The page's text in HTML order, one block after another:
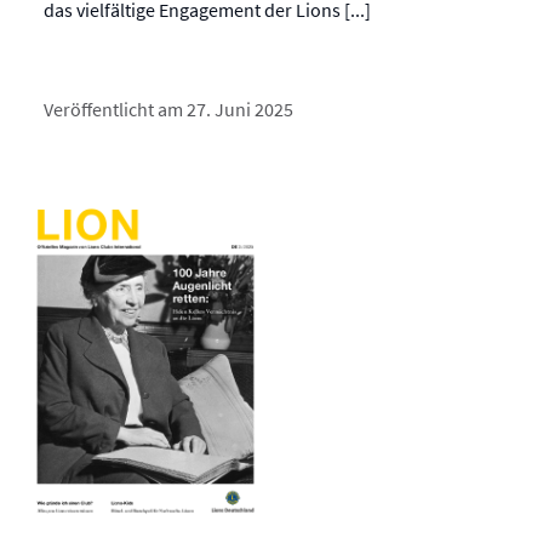
das vielfältige Engagement der Lions [...]
Veröffentlicht am 27. Juni 2025